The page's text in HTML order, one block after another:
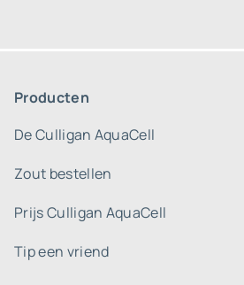
Producten
De Culligan AquaCell
Zout bestellen
Prijs Culligan AquaCell
Tip een vriend